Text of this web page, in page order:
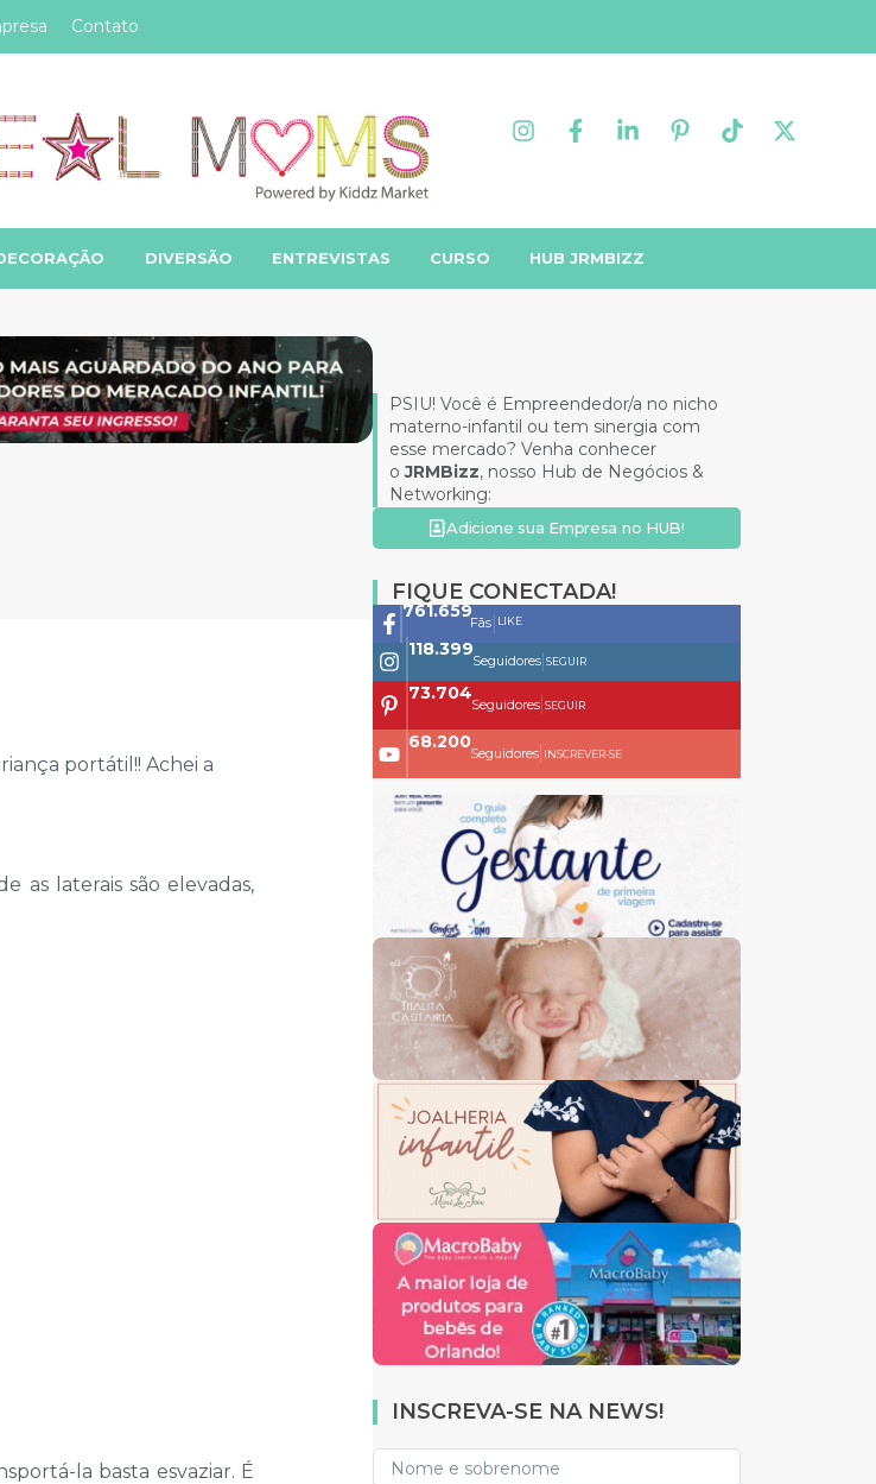
Contato
DIVERSÃO ENTREVISTAS CURSO HUB JRMBIZZ
portátil!! Achei a
as laterais são elevadas,
la basta esvaziar. É
PSIU! Você é Empreendedor/a no nicho
materno-infantil ou tem sinergia com
esse mercado? Venha conhecer
oJRMBizz, nosso Hub de Negócios &
Networking:
Adicione sua Empresa no HUB!
FIQUE CONECTADA!
761.659
Fãs LIKE
118.399
Seguidores| SEGUIR
73.704
Seguidores| SEGUIR
68.200
Seguidores| INSCREVER-SE
INSCREVA-SE NA NEWS!